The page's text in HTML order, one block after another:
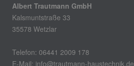
Albert Trautmann GmbH
Kalsmuntstraße 33
35578 Wetzlar
Telefon: 06441 2009 178
E-Mail: info@trautmann-haustechnik.de